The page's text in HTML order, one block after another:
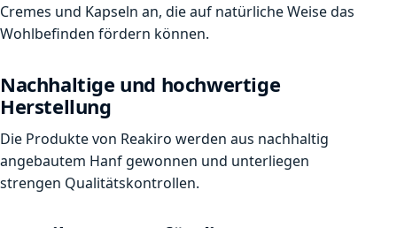
Cremes und Kapseln an, die auf natürliche Weise das
Wohlbefinden fördern können.
Nachhaltige und hochwertige
Herstellung
Die Produkte von Reakiro werden aus nachhaltig
angebautem Hanf gewonnen und unterliegen
strengen Qualitätskontrollen.